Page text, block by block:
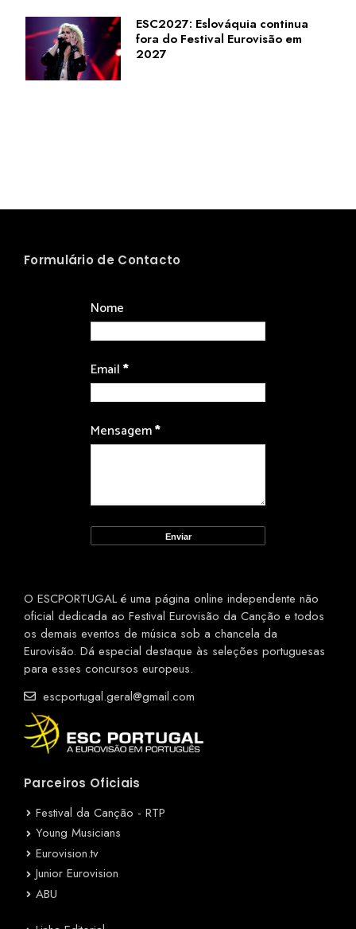
ESC2027: Eslováquia continua
fora do Festival Eurovisão em
2027
Formulário de Contacto
Nome
Email*
Mensagem*
O ESCPORTUGAL é uma página online independente não
oficial dedicada ao Festival Eurovisão da Canção e todos
os demais eventos de música sob a chancela da
Eurovisão. Dá especial destaque às seleções portuguesas
para esses concursos europeus.
escportugal.geral@gmail.com
Parceiros Oficiais
Festival da Canção - RTP
Young Musicians
Eurovision.tv
Junior Eurovision
ABU